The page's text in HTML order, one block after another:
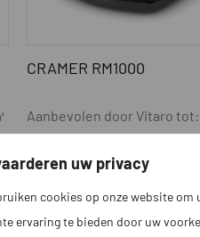
uw privacy
cookies op onze website om
ervaring te bieden door uw
CRAMER RM1000
Aanbevolen door Vitaro tot: